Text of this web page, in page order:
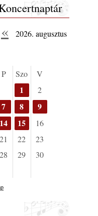
« 2026. augusztus
P Szo V
1
2
7 8 9
14 15
16
21 22
23
28 29
30